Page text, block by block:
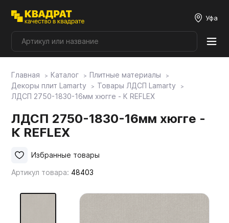
Уфа
Плитные материалы
Мой ЭГГЕР
Главная Каталог
Плитные материалы
Декоры плит Lamarty
Товары ЛДСП Lamarty
ЛДСП 2750-1830-16мм хюгге - К REFLEX
ЛДСП 2750-1830-16мм хюгге -
К REFLEX
Артикул товара: 48403
Избранные товары